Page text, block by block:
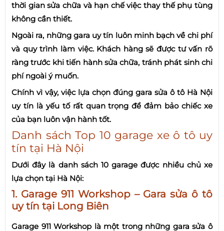
thời gian sửa chữa và hạn chế việc thay thế phụ tùng
không cần thiết.
Ngoài ra, những gara uy tín luôn minh bạch về chi phí
và quy trình làm việc. Khách hàng sẽ được tư vấn rõ
ràng trước khi tiến hành sửa chữa, tránh phát sinh chi
phí ngoài ý muốn.
Chính vì vậy, việc lựa chọn đúng gara sửa ô tô Hà Nội
uy tín là yếu tố rất quan trọng để đảm bảo chiếc xe
của bạn luôn vận hành tốt.
Danh sách Top 10 garage xe ô tô uy
tín tại Hà Nội
Dưới đây là danh sách 10 garage được nhiều chủ xe
lựa chọn tại Hà Nội:
1. Garage 911 Workshop – Gara sửa ô tô
uy tín tại Long Biên
Garage 911 Workshop là một trong những gara sửa ô